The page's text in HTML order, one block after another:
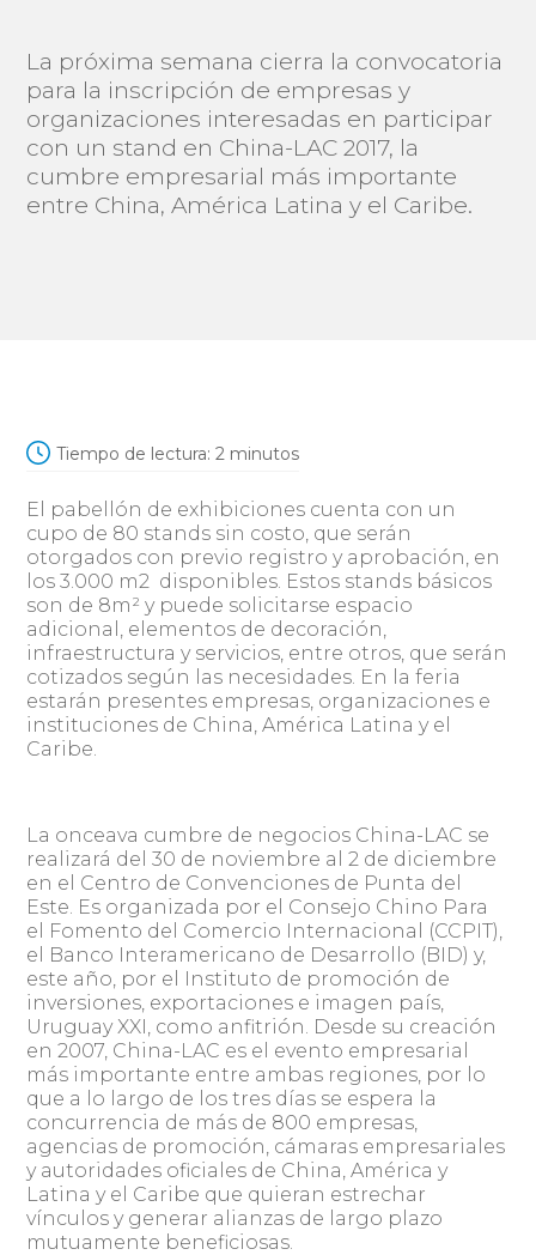
La próxima semana cierra la convocatoria
para la inscripción de empresas y
organizaciones interesadas en participar
con un stand en China-LAC 2017, la
cumbre empresarial más importante
entre China, América Latina y el Caribe.
Tiempo de lectura: 2 minutos
El pabellón de exhibiciones cuenta con un
cupo de 80 stands sin costo, que serán
otorgados con previo registro y aprobación, en
los 3.000 m2 disponibles. Estos stands básicos
son de 8m² y puede solicitarse espacio
adicional, elementos de decoración,
infraestructura y servicios, entre otros, que serán
cotizados según las necesidades. En la feria
estarán presentes empresas, organizaciones e
instituciones de China, América Latina y el
Caribe.
La onceava cumbre de negocios China-LAC se
realizará del 30 de noviembre al 2 de diciembre
en el Centro de Convenciones de Punta del
Este. Es organizada por el Consejo Chino Para
el Fomento del Comercio Internacional (CCPIT),
el Banco Interamericano de Desarrollo (BID) y,
este año, por el Instituto de promoción de
inversiones, exportaciones e imagen país,
Uruguay XXI, como anfitrión. Desde su creación
en 2007, China-LAC es el evento empresarial
más importante entre ambas regiones, por lo
que a lo largo de los tres días se espera la
concurrencia de más de 800 empresas,
agencias de promoción, cámaras empresariales
y autoridades oficiales de China, América y
Latina y el Caribe que quieran estrechar
vínculos y generar alianzas de largo plazo
mutuamente beneficiosas.